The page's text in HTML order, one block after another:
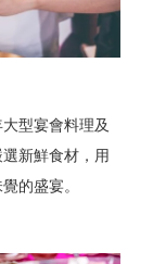
型宴會料理及
新鮮食材，用
的盛宴。